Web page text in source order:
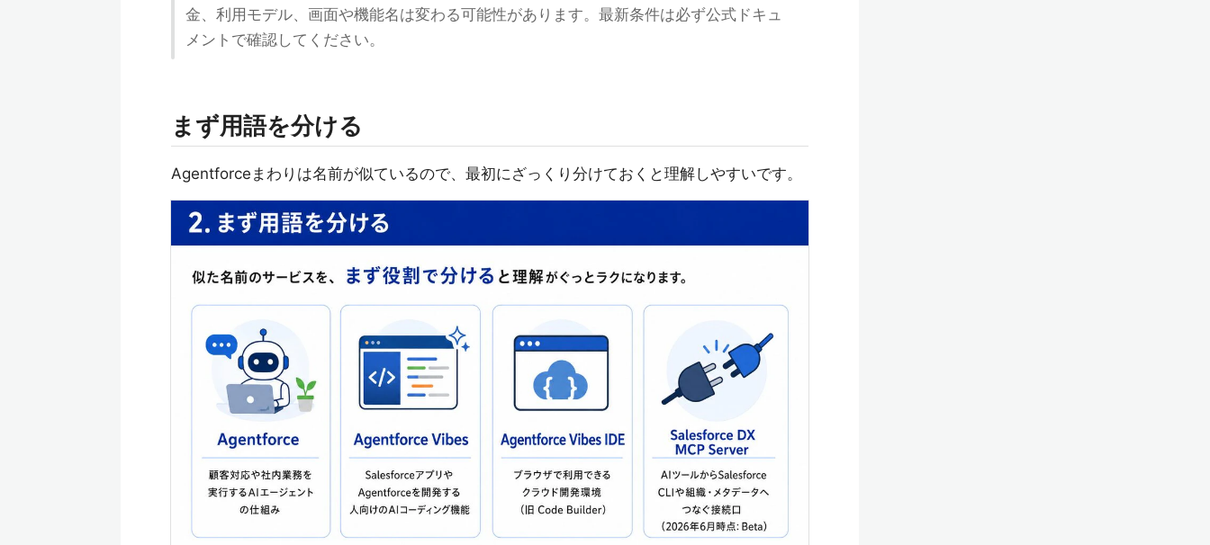
金、利用モデル、画面や機能名は変わる可能性があります。最新条件は必ず公式ドキュ
メントで確認してください。
まず用語を分ける
Agentforceまわりは名前が似ているので、最初にざっくり分けておくと理解しやすいです。